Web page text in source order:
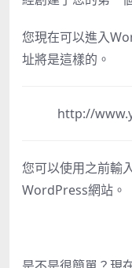
您現在可以進入
址將是這樣的。
http://
您可以使用之前輸
WordPress網站。